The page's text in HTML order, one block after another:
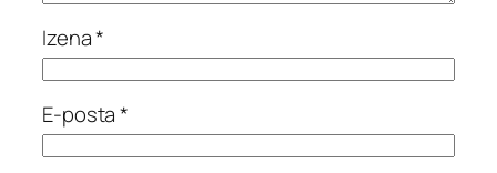
Izena*
E-posta*